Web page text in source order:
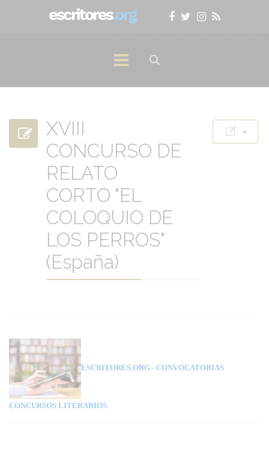
XVIII
CONCURSO DE
RELATO
CORTO "EL
COLOQUIO DE
LOS PERROS"
(España)
ESCRITORES.ORG - CONVOCATORIAS
CONCURSOS LITERARIOS